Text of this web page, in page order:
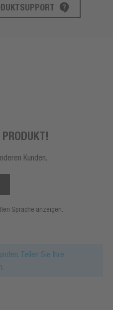
Kunden.
Sprache anzeigen.
Teilen Sie Ihre